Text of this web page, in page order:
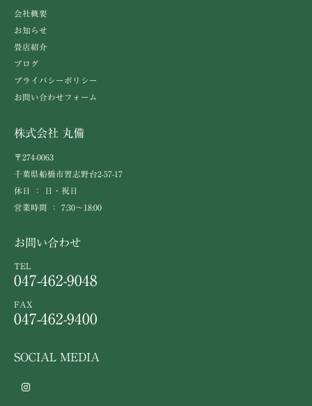
会社概要
お知らせ
畳店紹介
ブログ
プライバシーポリシー
お問い合わせフォーム
株式会社 丸備
〒274-0063
千葉県船橋市習志野台2-57-17
休日 ： 日・祝日
営業時間 ： 7:30～18:00
お問い合わせ
TEL
047-462-9048
FAX
047-462-9400
SOCIAL MEDIA